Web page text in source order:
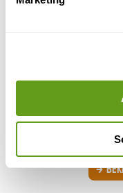
leuke